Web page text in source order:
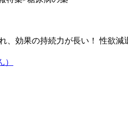
、効果の持続力が長い！ 性欲